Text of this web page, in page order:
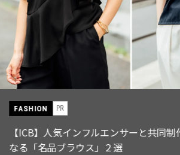
ルエンサーと共同制作! 週5で着たく
」２選